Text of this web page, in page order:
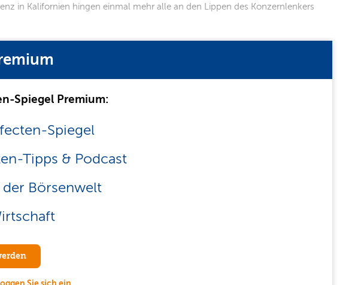
in Kalifornien hingen einmal mehr alle an den Lippen des Konzernlenkers
Spiegel Premium:
Spiegel
Tipps & Podcast
Börsenwelt